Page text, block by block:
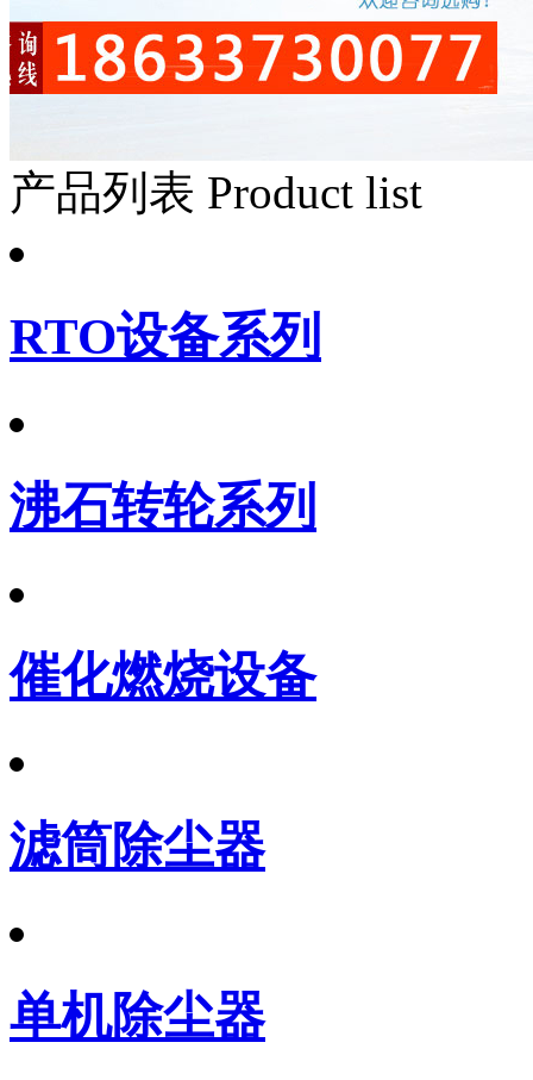
产品列表 Product list
RTO设备系列
沸石转轮系列
催化燃烧设备
滤筒除尘器
单机除尘器